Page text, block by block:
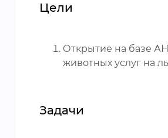
Цели
Открытие на базе
животных услуг на
Задачи